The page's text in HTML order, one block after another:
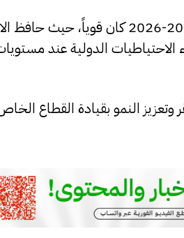
وقال الصندوق في بيان صحفي تلقت مدار نسخة منه، إن أداء موريتانيا خلال برنامج 2022-2026
الدولية عند
النمو بقيادة القطاع